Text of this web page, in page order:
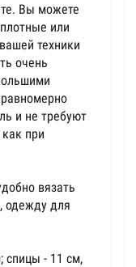
Вы можете
или
техники
очень
и не требуют
при
вязать
одежду для
спицы - 11 см,